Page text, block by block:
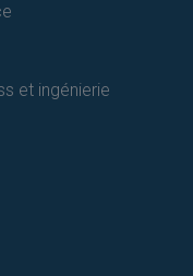
et ingénierie